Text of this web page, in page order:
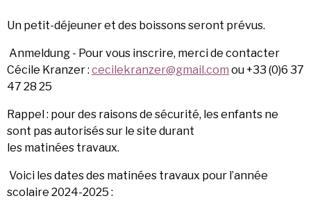
Un petit-déjeuner et des boissons seront prévus.
Anmeldung - Pour vous inscrire, merci de contacter
Cécile Kranzer : cecilekranzer@gmail.com ou +33 (0)6 37
47 28 25
Rappel : pour des raisons de sécurité, les enfants ne
sont pas autorisés sur le site durant
les matinées travaux.
Voici les dates des matinées travaux pour l’année
scolaire 2024-2025 :